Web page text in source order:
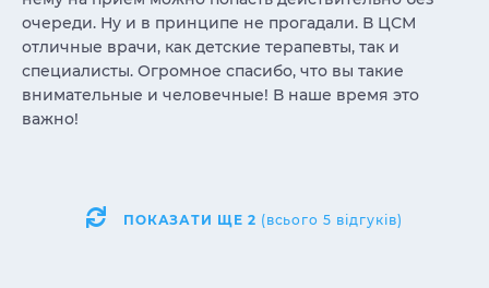
очереди. Ну и в принципе не прогадали. В ЦСМ
отличные врачи, как детские терапевты, так и
специалисты. Огромное спасибо, что вы такие
внимательные и человечные! В наше время это
важно!
ПОКАЗАТИ ЩЕ 2 (всього 5 відгуків)